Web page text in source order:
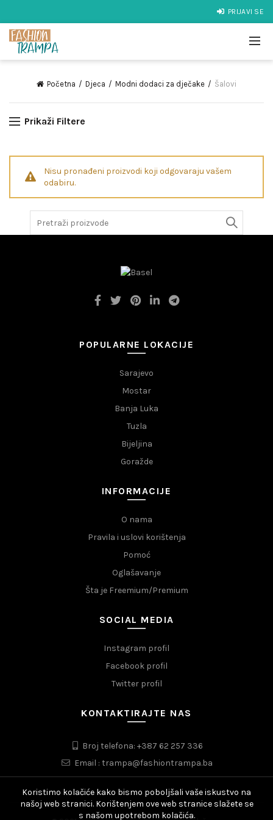
PRIJAVI SE
Početna Djeca Modni dodaci za dječake Šalovi
Prikaži Filtere
Nisu pronađeni proizvodi koji odgovaraju vašem
odabiru.
POPULARNE LOKACIJE
Sarajevo
Mostar
Banja Luka
Tuzla
Bijeljina
Goražde
INFORMACIJE
O nama
Pravila i uslovi korištenja
Pomoć
Oglašavanje
Šta je Freemium/Premium
SOCIAL MEDIA
Instagram profil
Facebook profil
Twitter profil
KONTAKTIRAJTE NAS
Broj telefona: +387 62 257 336
Email : trampa@fashiontrampa.ba
Koristimo kolačiće kako bismo poboljšali vaše iskustvo na
našoj web stranici. Korištenjem ove web stranice slažete se
s našom upotrebom kolačića.